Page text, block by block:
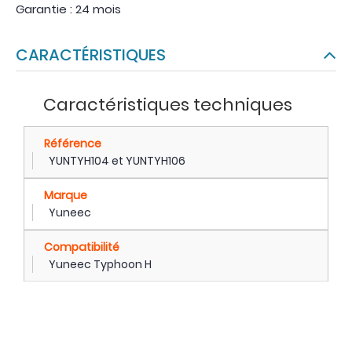
Garantie : 24 mois
CARACTÉRISTIQUES
Caractéristiques techniques
Référence
YUNTYH104 et YUNTYH106
Marque
Yuneec
Compatibilité
Yuneec Typhoon H